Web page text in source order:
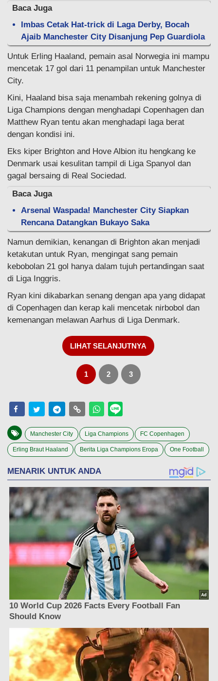
Baca Juga
Imbas Cetak Hat-trick di Laga Derby, Bocah
Ajaib Manchester City Disanjung Pep Guardiola
Untuk Erling Haaland, pemain asal Norwegia ini mampu
mencetak 17 gol dari 11 penampilan untuk Manchester
City.
Kini, Haaland bisa saja menambah rekening golnya di
Liga Champions dengan menghadapi Copenhagen dan
Matthew Ryan tentu akan menghadapi laga berat
dengan kondisi ini.
Eks kiper Brighton and Hove Albion itu hengkang ke
Denmark usai kesulitan tampil di Liga Spanyol dan
gagal bersaing di Real Sociedad.
Baca Juga
Arsenal Waspada! Manchester City Siapkan
Rencana Datangkan Bukayo Saka
Namun demikian, kenangan di Brighton akan menjadi
ketakutan untuk Ryan, mengingat sang pemain
kebobolan 21 gol hanya dalam tujuh pertandingan saat
di Liga Inggris.
Ryan kini dikabarkan senang dengan apa yang didapat
di Copenhagen dan kerap kali mencetak nirbobol dan
kemenangan melawan Aarhus di Liga Denmark.
LIHAT SELANJUTNYA
1 2 3
Manchester City Liga Champions FC Copenhagen
Erling Braut Haaland Berita Liga Champions Eropa One Football